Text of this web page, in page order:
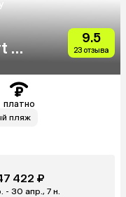
&
9.5
23 отзыва
платно
пляж
422 ₽
- 30 апр., 7 н.